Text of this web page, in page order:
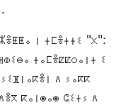
ⵏ ⵜⵎⴻⵜⵜⵉ "ⵝ":
ⵜⴰⵎⴻⵇⵇⵔⴰⵏⵜ ⵉ
ⴷ ⵢⴰⴽⴽ
ⴽⴰⵏⵙⴰⵙ ⵛⵉⵜⵢ ⴷ